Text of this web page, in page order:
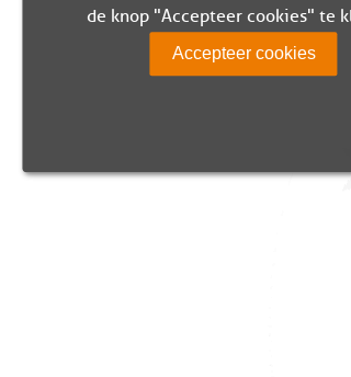
de knop "Accepteer cookies" te
Accepteer cookies